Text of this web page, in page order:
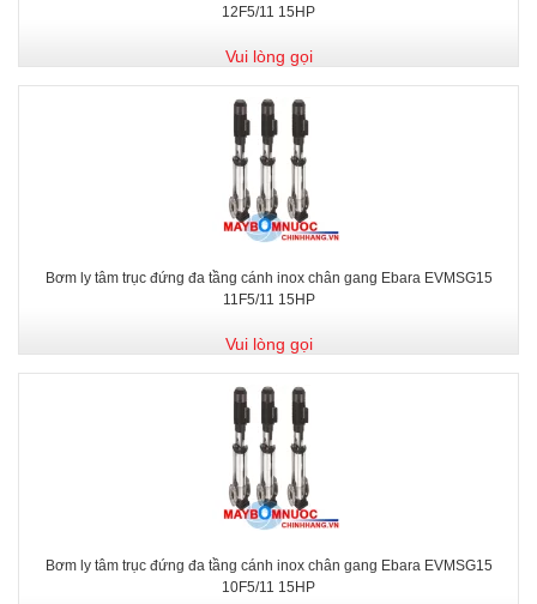
12F5/11 15HP
Vui lòng gọi
Bơm ly tâm trục đứng đa tầng cánh inox chân gang Ebara EVMSG15
11F5/11 15HP
Vui lòng gọi
Bơm ly tâm trục đứng đa tầng cánh inox chân gang Ebara EVMSG15
10F5/11 15HP